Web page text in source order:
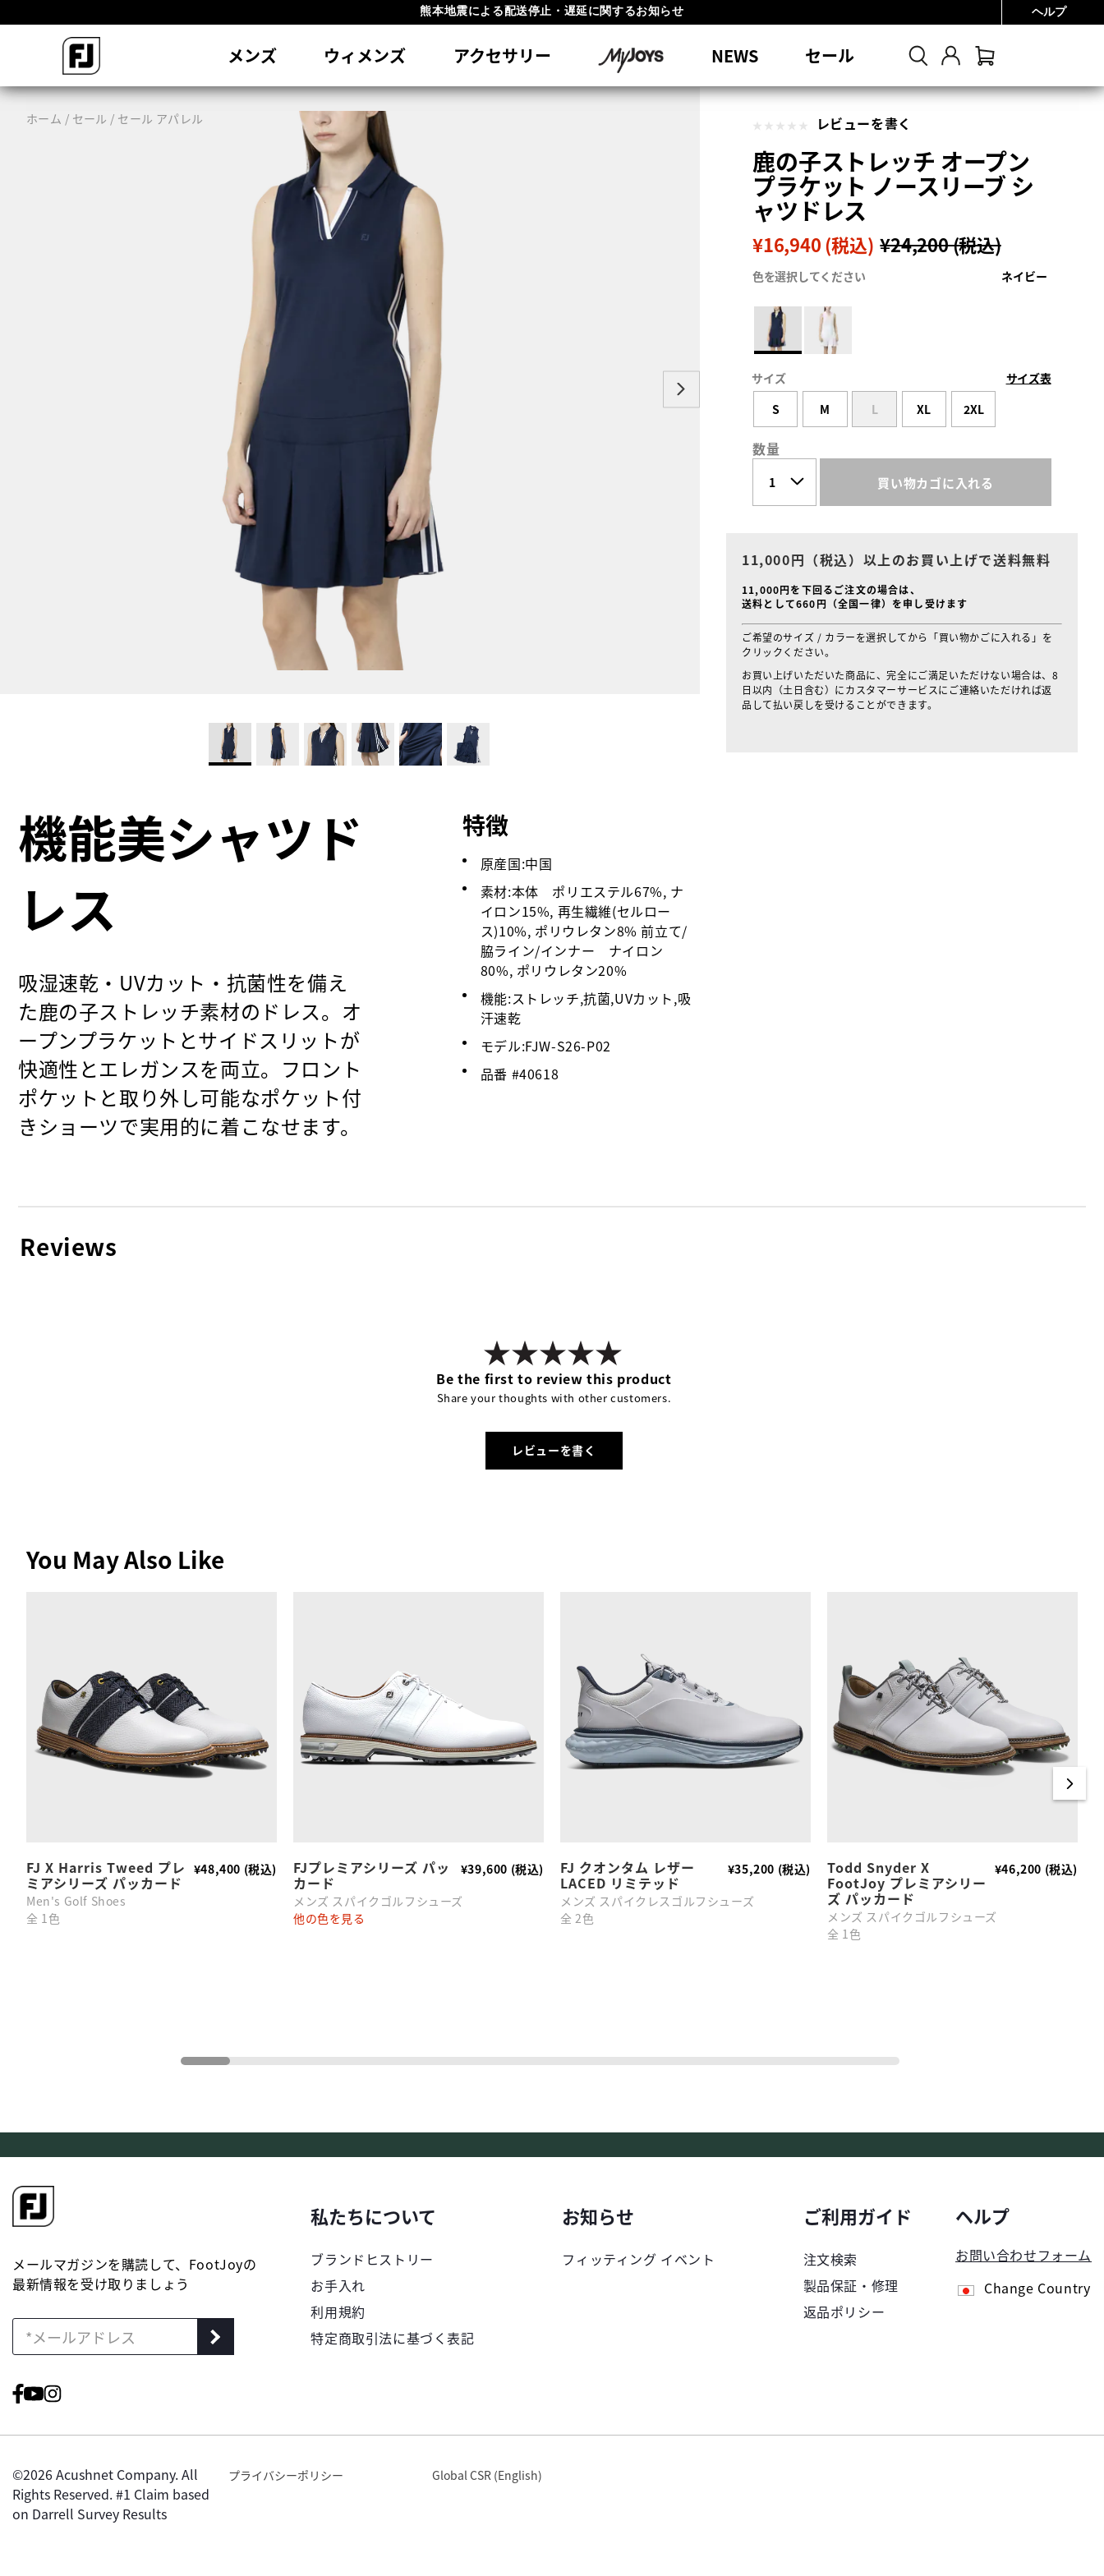
#1 SHOE IN GOLF #1 GLOVE IN GOLF
ヘルプ
メンズ ウィメンズ アクセサリー NEWS セール
ホーム セール セール アパレル レビューを書く
鹿の子ストレッチ オープン
プラケット ノースリーブ シ
ャツドレス
¥24,200 (税込)
¥16,940 (税込)
色を選択してください ネイビー
サイズ
サイズ表
S
M L XL 2XL
数量
買い物カゴに入れる
11,000円（税込）以上のお買い上げで送料無料
11,000円を下回るご注文の場合は、
送料として660円（全国一律）を申し受けます
ご希望のサイズ / カラーを選択してから「買い物かごに入れる」を
クリックください。
お買い上げいただいた商品に、完全にご満足いただけない場合は、8
日以内（土日含む）にカスタマーサービスにご連絡いただければ返
品して払い戻しを受けることができます。
機能美シャツド
レス
吸湿速乾・UVカット・抗菌性を備え
た鹿の子ストレッチ素材のドレス。オ
ープンプラケットとサイドスリットが
快適性とエレガンスを両立。フロント
ポケットと取り外し可能なポケット付
きショーツで実用的に着こなせます。
特徴
原産国:中国
素材:本体 ポリエステル67%, ナ
イロン15%, 再生繊維(セルロー
ス)10%, ポリウレタン8% 前立て/
脇ライン/インナー ナイロン
80%, ポリウレタン20%
機能:ストレッチ,抗菌,UVカット,吸
汗速乾
モデル:FJW-S26-P02
品番 #40618
Reviews
Be the first to review this product
Share your thoughts with other customers.
レビューを書く
You May Also Like
FJ X Harris Tweed プレ
ミアシリーズ パッカード
Men's Golf Shoes
¥48,400 (税込)
全 1色
FJプレミアシリーズ パッ
カード
メンズ スパイクゴルフシューズ
¥39,600 (税込)
他の色を見る
FJ クオンタム レザー
LACED リミテッド
メンズ スパイクレスゴルフシューズ
¥35,200 (税込)
全 2色
Todd Snyder X
FootJoy プレミアシリー
ズ パッカード
メンズ スパイクゴルフシューズ
¥46,200 (税込)
全 1色
メールマガジンを購読して、FootJoyの
最新情報を受け取りましょう
私たちについて
ブランドヒストリー
お手入れ
利用規約
特定商取引法に基づく表記
お知らせ
フィッティング イベント
ご利用ガイド
注文検索
製品保証・修理
返品ポリシー
ヘルプ
お問い合わせフォーム
Change Country
©2026 Acushnet Company. All
Rights Reserved. #1 Claim based
on Darrell Survey Results
プライバシーポリシー Global CSR (English)